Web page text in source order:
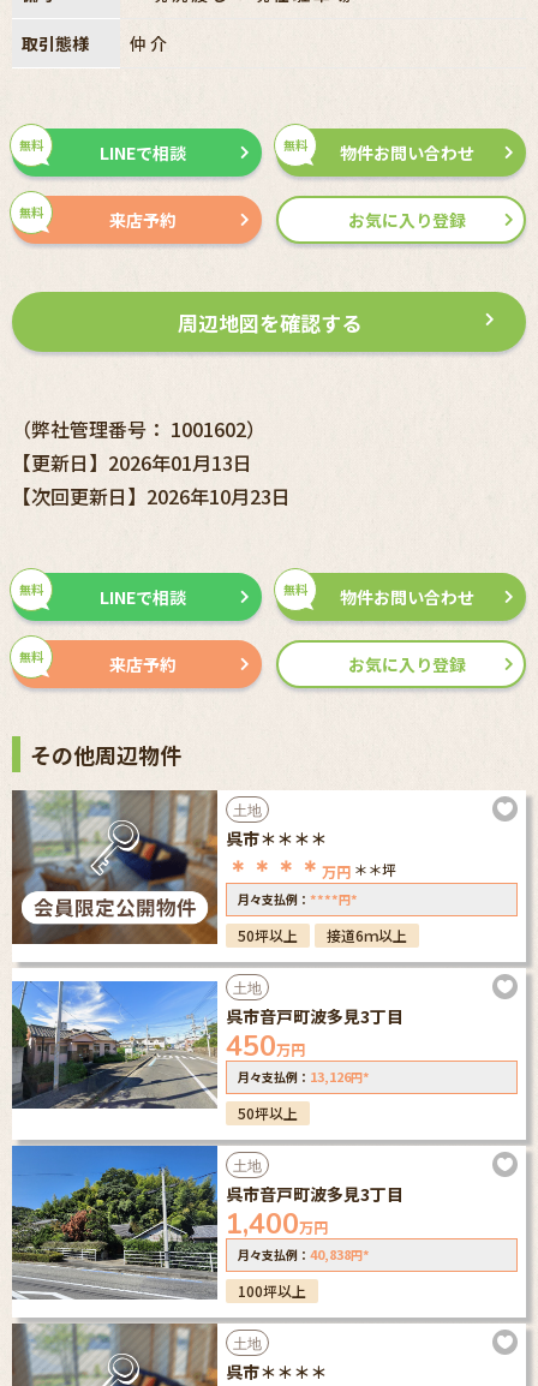
取引態様 仲介
無料 物件お問い合わせ
無料 LINEで相談
無料 来店予約 お気に入り登録
周辺地図を確認する
（弊社管理番号： 1001602）
【更新日】2026年01月13日
【次回更新日】2026年10月23日
無料 物件お問い合わせ
無料 LINEで相談
無料 来店予約 お気に入り登録
その他周辺物件
土地
呉市＊＊＊＊
＊＊＊＊ 万円 ＊＊坪
月々支払例： ****円*
50坪以上 接道6ｍ以上
土地
呉市音戸町波多見3丁目
450万円
月々支払例： 13,126円*
50坪以上
土地
呉市音戸町波多見3丁目
1,400万円
月々支払例： 40,838円*
100坪以上
土地
呉市＊＊＊＊